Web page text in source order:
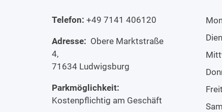
Telefon: +49 7141 406120
Adresse: Obere Marktstraße
4,
71634 Ludwigsburg
Parkmöglichkeit:
Kostenpflichtig am Geschäft